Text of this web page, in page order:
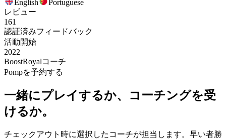
English
Portuguese
レビュー
161
認証済みフィードバック
活動開始
2022
BoostRoyalコーチ
Pompを予約する
一緒にプレイするか、コーチングを受
けるか。
チェックアウト時に選択したコーチが担当します。早い者勝